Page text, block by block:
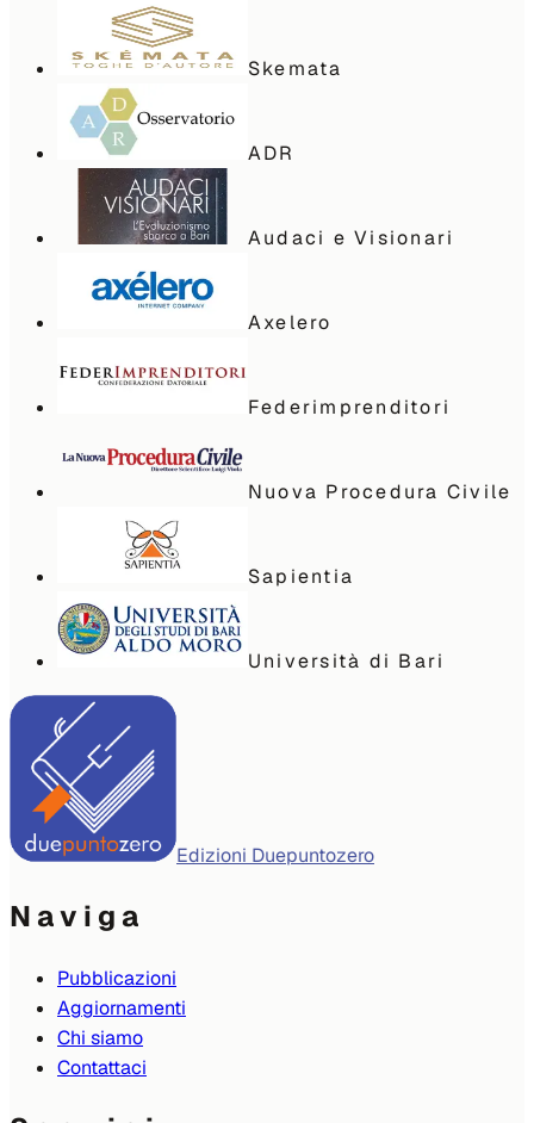
Skemata
ADR
Audaci e Visionari
Axelero
Federimprenditori
Nuova Procedura Civile
Sapientia
Università di Bari
Edizioni Duepuntozero
Naviga
Pubblicazioni
Aggiornamenti
Chi siamo
Contattaci